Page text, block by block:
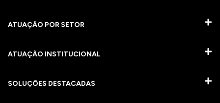
ATUAÇÃO POR SETOR
ATUAÇÃO INSTITUCIONAL
SOLUÇÕES DESTACADAS